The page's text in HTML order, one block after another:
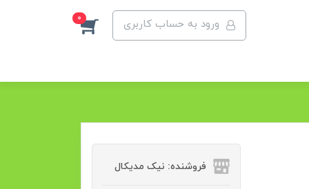
ورود به حساب کاربری 0
فروشنده: نیک مدیکال